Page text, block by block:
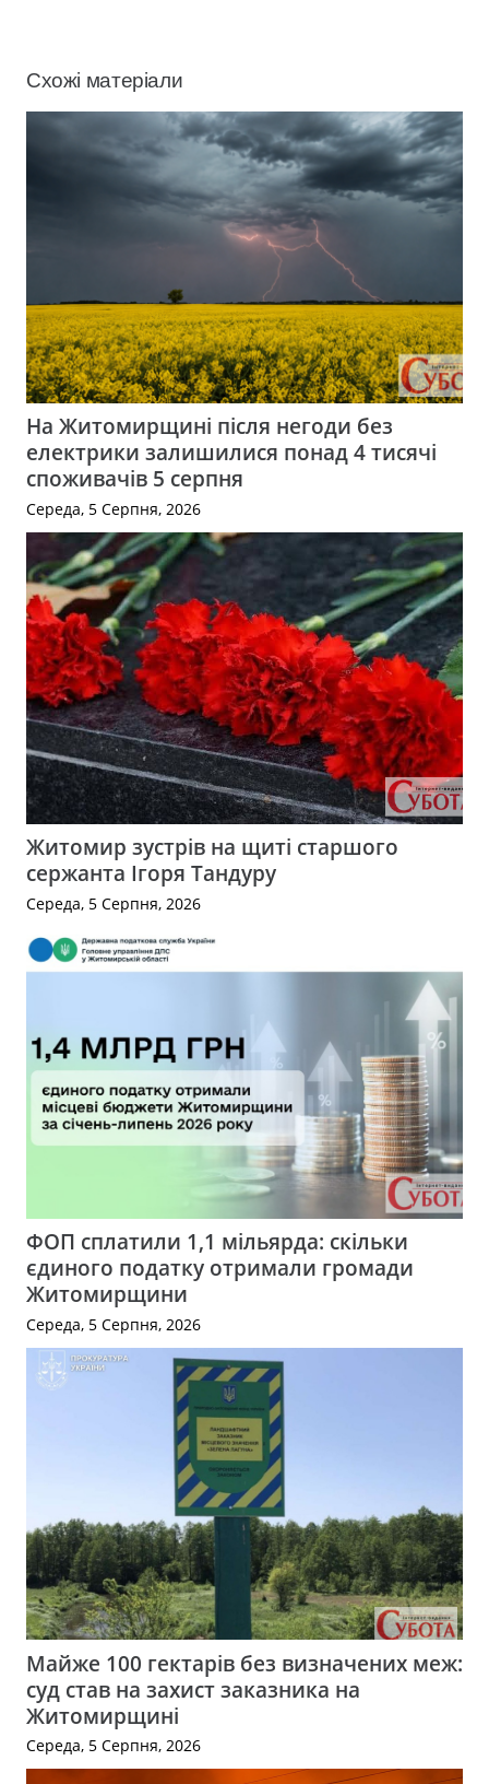
Схожі матеріали
На Житомирщині після негоди без
електрики залишилися понад 4 тисячі
споживачів 5 серпня
Середа, 5 Серпня, 2026
Житомир зустрів на щиті старшого
сержанта Ігоря Тандуру
Середа, 5 Серпня, 2026
ФОП сплатили 1,1 мільярда: скільки
єдиного податку отримали громади
Житомирщини
Середа, 5 Серпня, 2026
Майже 100 гектарів без визначених меж:
суд став на захист заказника на
Житомирщині
Середа, 5 Серпня, 2026